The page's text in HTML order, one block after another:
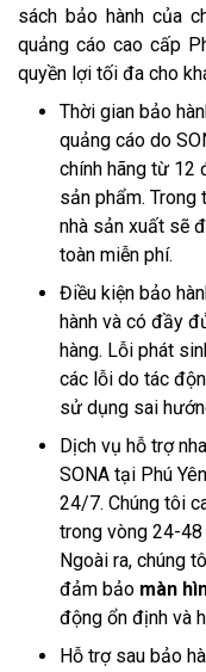
sách bảo hành của
quảng cáo cao cấp
quyền lợi tối đa cho
Thời gian bảo
quảng cáo do
chính hãng từ 12
sản phẩm. Trong
nhà sản xuất sẽ
toàn miễn phí.
Điều kiện bảo
hành và có đầy
hàng. Lỗi phát
các lỗi do tác
sử dụng sai
Dịch vụ hỗ trợ
SONA tại Phú
24/7. Chúng tôi
trong vòng 24-
Ngoài ra, chúng
đảm bảo màn
động ổn định và
Hỗ trợ sau bảo